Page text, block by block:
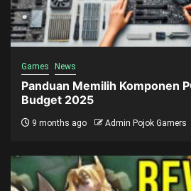
Games News
Panduan Memilih Komponen
Budget 2025
9 months ago Admin Pojok Gamers